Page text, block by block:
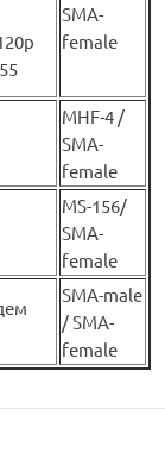
SMA-
female
MHF-4 /
SMA-
female
MS-156/
SMA-
female
SMA-male
/ SMA-
female